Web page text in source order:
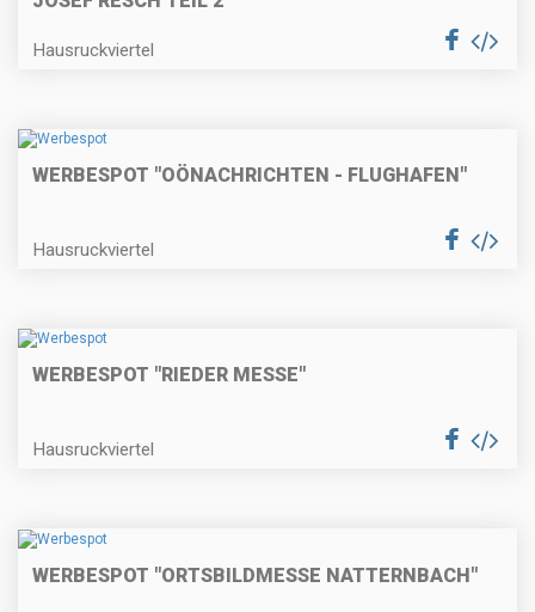
Hausruckviertel
WERBESPOT "OÖNACHRICHTEN - FLUGHAFEN"
Hausruckviertel
WERBESPOT "RIEDER MESSE"
Hausruckviertel
WERBESPOT "ORTSBILDMESSE NATTERNBACH"